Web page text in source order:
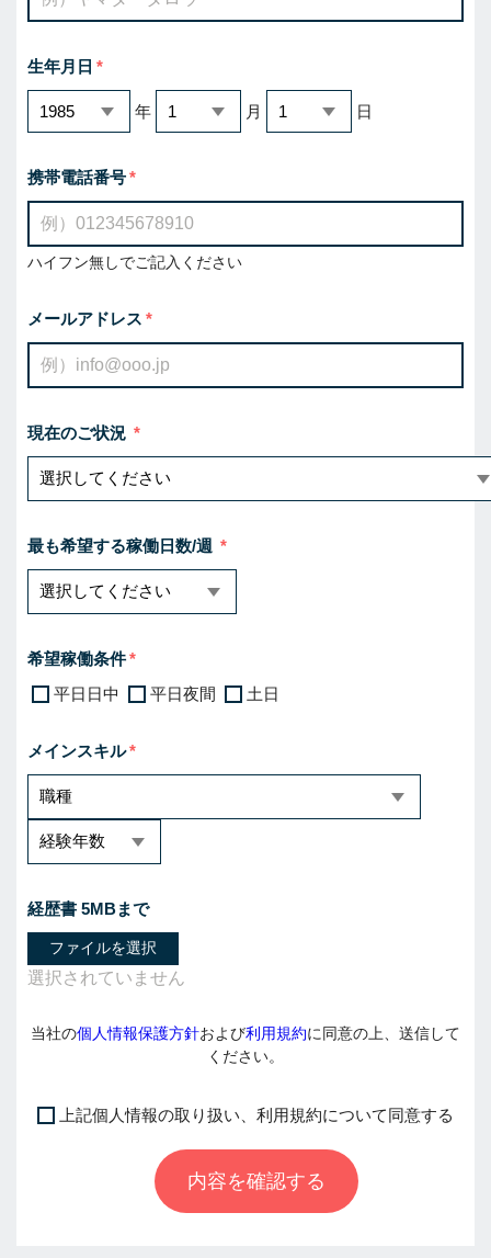
生年月日
年 月 日
携帯電話番号
ハイフン無しでご記入ください
メールアドレス
現在のご状況
最も希望する稼働日数/週
希望稼働条件
平日日中
平日夜間 土日
メインスキル
経歴書 5MBまで
ファイルを選択
当社の個人情報保護方針および利用規約に同意の上、送信して
ください。
上記個人情報の取り扱い、利用規約について同意する
内容を確認する